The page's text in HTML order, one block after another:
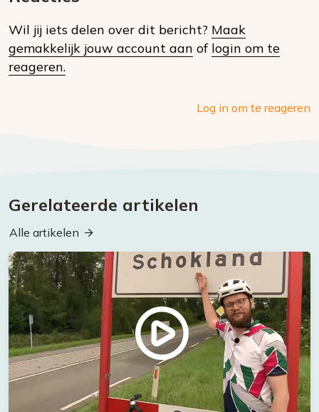
social
media
Wil jij iets delen over dit bericht? Maak
gemakkelijk jouw account aan of login om te
reageren.
Log in om te reageren
Gerelateerde artikelen
Alle artikelen